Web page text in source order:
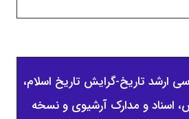
ارشد تاریخ-گرایش تاریخ اسلام،
اسناد و مدارک آرشیوی و نسخه